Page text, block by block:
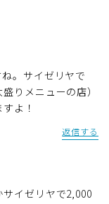
。サイゼリヤで
りメニューの店）
よ！
返信する
イゼリヤで2,000